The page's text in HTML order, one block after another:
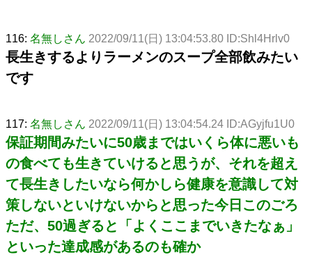
116: 名無しさん 2022/09/11(日) 13:04:53.80 ID:Shl4Hrlv0
長生きするよりラーメンのスープ全部飲みたい
です
117: 名無しさん 2022/09/11(日) 13:04:54.24 ID:AGyjfu1U0
保証期間みたいに50歳まではいくら体に悪いも
の食べても生きていけると思うが、それを超え
て長生きしたいなら何かしら健康を意識して対
策しないといけないからと思った今日このごろ
ただ、50過ぎると「よくここまでいきたなぁ」
といった達成感があるのも確か